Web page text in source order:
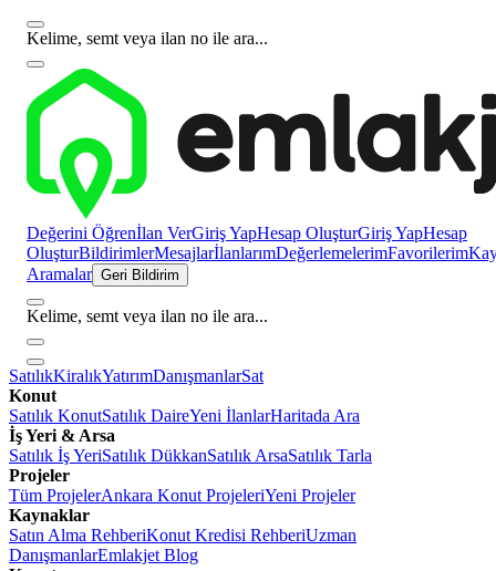
Kelime, semt veya ilan no ile ara...
Değerini Öğrenİlan VerGiriş YapHesap OluşturGiriş YapHesap
OluşturBildirimlerMesajlarİlanlarımDeğerlemelerimFavorilerim
Aramalar Geri Bildirim
Kelime, semt veya ilan no ile ara...
SatılıkKiralıkYatırımDanışmanlarSat
Konut
Satılık KonutSatılık DaireYeni İlanlarHaritada Ara
İş Yeri & Arsa
Satılık İş YeriSatılık DükkanSatılık ArsaSatılık Tarla
Projeler
Tüm ProjelerAnkara Konut ProjeleriYeni Projeler
Kaynaklar
Satın Alma RehberiKonut Kredisi RehberiUzman
DanışmanlarEmlakjet Blog